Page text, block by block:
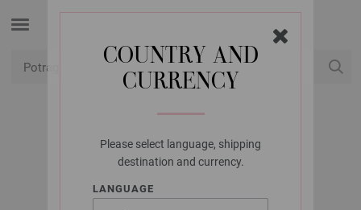
COUNTRY AND
CURRENCY
Please select language, shipping
destination and currency.
LANGUAGE
LANA GROSSA
LINARTE